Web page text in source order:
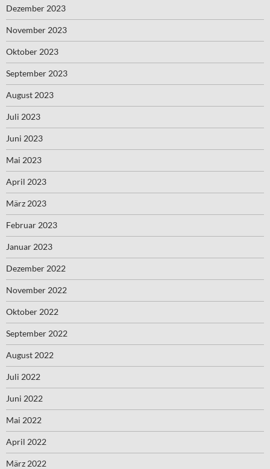
Dezember 2023
November 2023
Oktober 2023
September 2023
August 2023
Juli 2023
Juni 2023
Mai 2023
April 2023
März 2023
Februar 2023
Januar 2023
Dezember 2022
November 2022
Oktober 2022
September 2022
August 2022
Juli 2022
Juni 2022
Mai 2022
April 2022
März 2022